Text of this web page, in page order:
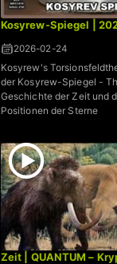
Kosyrew-Spiegel |
2026-02-24
Kosyrew's
der Kosyrew-Spiegel -
Geschichte der Zeit und
Positionen der Sterne
Zeit | QUANTUM –